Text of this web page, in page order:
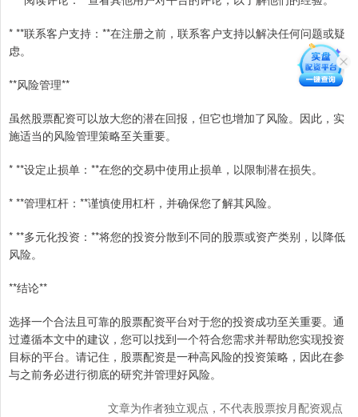
* **联系客户支持：**在注册之前，联系客户支持以解决任何问题或疑
虑。
**风险管理**
虽然股票配资可以放大您的潜在回报，但它也增加了风险。因此，实
施适当的风险管理策略至关重要。
* **设定止损单：**在您的交易中使用止损单，以限制潜在损失。
* **管理杠杆：**谨慎使用杠杆，并确保您了解其风险。
* **多元化投资：**将您的投资分散到不同的股票或资产类别，以降低
风险。
**结论**
选择一个合法且可靠的股票配资平台对于您的投资成功至关重要。通
过遵循本文中的建议，您可以找到一个符合您需求并帮助您实现投资
目标的平台。请记住，股票配资是一种高风险的投资策略，因此在参
与之前务必进行彻底的研究并管理好风险。
文章为作者独立观点，不代表股票按月配资观点